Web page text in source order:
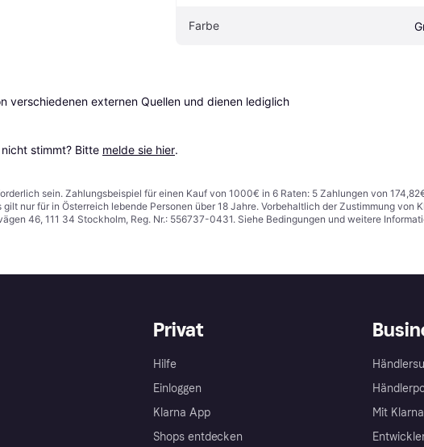
Farbe
verschiedenen externen Quellen und dienen lediglich
stimmt? Bitte melde sie hier.
sein. Zahlungsbeispiel für einen Kauf von 1000€ in 6 Raten: 5 Zahlungen von
nur für in Österreich lebende Personen über 18 Jahre. Vorbehaltlich der Zustimmung
46, 111 34 Stockholm, Reg. Nr.: 556737-0431. Siehe Bedingungen und weitere
Privat
Hilfe
Einloggen
Klarna App
Shops entdecken
Mit